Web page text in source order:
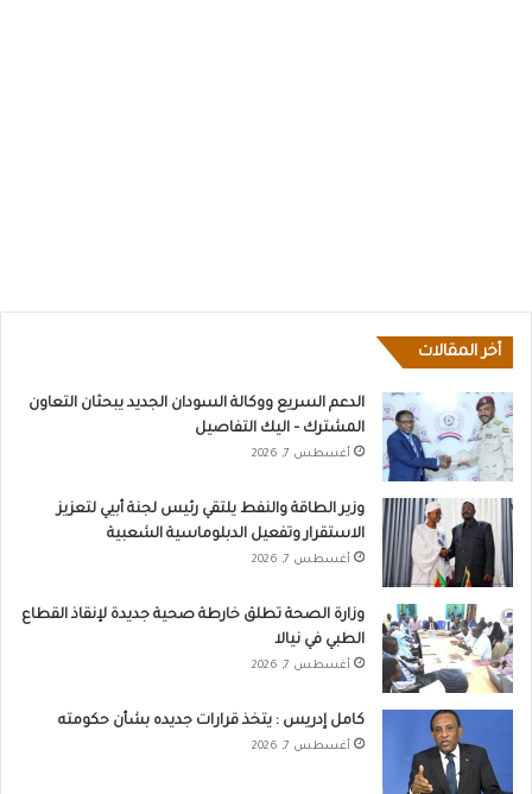
أخر المقالات
الدعم السريع ووكالة السودان الجديد يبحثان التعاون
المشترك – اليك التفاصيل
أغسطس 7, 2026
وزير الطاقة والنفط يلتقي رئيس لجنة أبيي لتعزيز
الاستقرار وتفعيل الدبلوماسية الشعبية
أغسطس 7, 2026
وزارة الصحة تطلق خارطة صحية جديدة لإنقاذ القطاع
الطبي في نيالا
أغسطس 7, 2026
كامل إدريس : يتخذ قرارات جديده بشأن حكومته
أغسطس 7, 2026